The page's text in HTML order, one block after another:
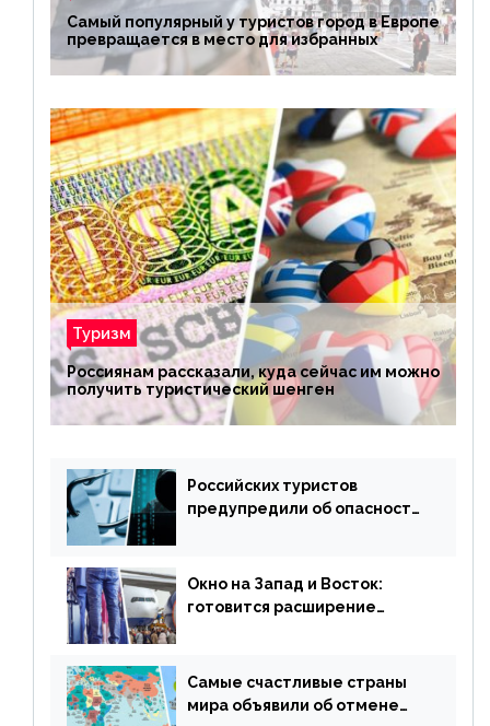
Самый популярный у туристов город в Европе
превращается в место для избранных
Туризм
Россиянам рассказали, куда сейчас им можно
получить туристический шенген
Российских туристов
предупредили об опасности
Окно на Запад и Восток:
готовится расширение
Самые счастливые страны
мира объявили об отмене